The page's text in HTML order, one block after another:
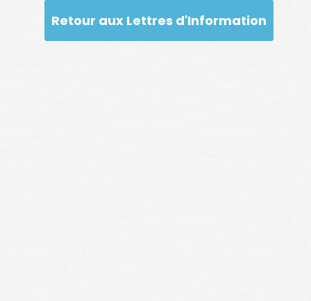
Retour aux Lettres d'Information